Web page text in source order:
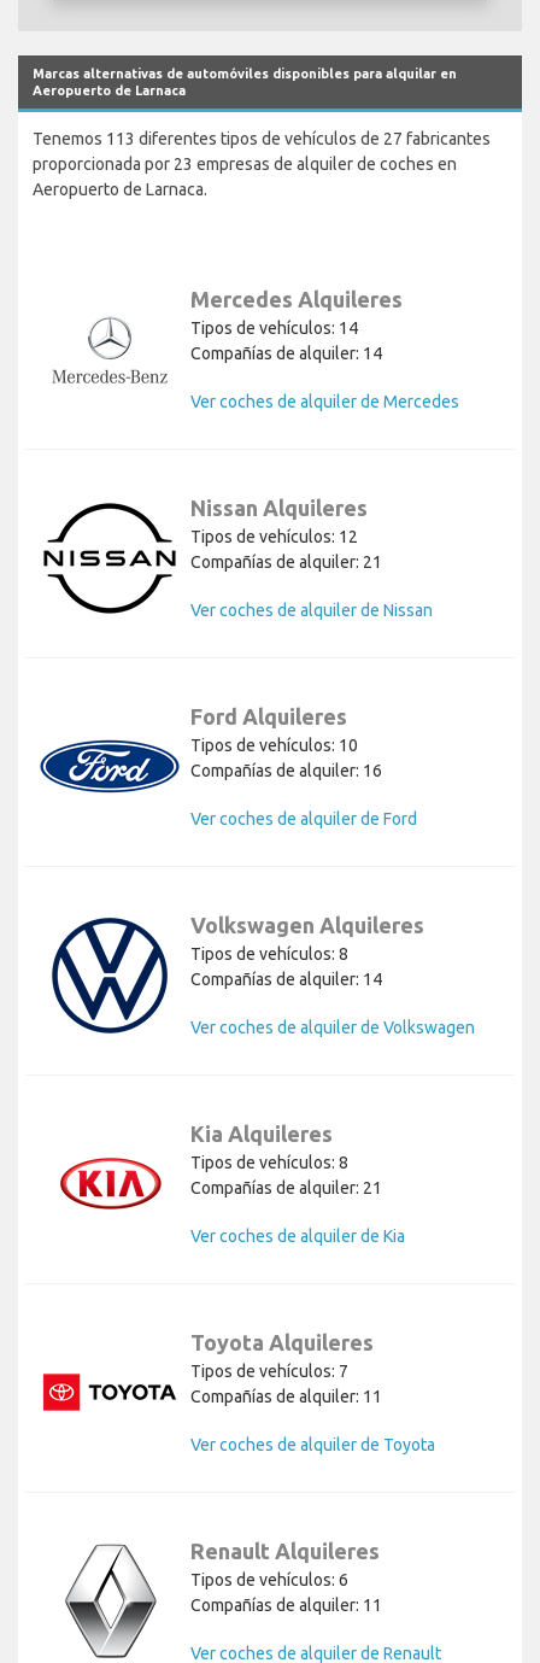
Marcas alternativas de automóviles disponibles para alquilar en
Aeropuerto de Larnaca
Tenemos 113 diferentes tipos de vehículos de 27 fabricantes
proporcionada por 23 empresas de alquiler de coches en
Aeropuerto de Larnaca.
Mercedes Alquileres
Tipos de vehículos: 14
Compañías de alquiler: 14
Ver coches de alquiler de Mercedes
Nissan Alquileres
Tipos de vehículos: 12
Compañías de alquiler: 21
Ver coches de alquiler de Nissan
Ford Alquileres
Tipos de vehículos: 10
Compañías de alquiler: 16
Ver coches de alquiler de Ford
Volkswagen Alquileres
Tipos de vehículos: 8
Compañías de alquiler: 14
Ver coches de alquiler de Volkswagen
Kia Alquileres
Tipos de vehículos: 8
Compañías de alquiler: 21
Ver coches de alquiler de Kia
Toyota Alquileres
Tipos de vehículos: 7
Compañías de alquiler: 11
Ver coches de alquiler de Toyota
Renault Alquileres
Tipos de vehículos: 6
Compañías de alquiler: 11
Ver coches de alquiler de Renault